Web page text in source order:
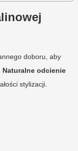
doboru, aby
Naturalne odcienie
stylizacji.